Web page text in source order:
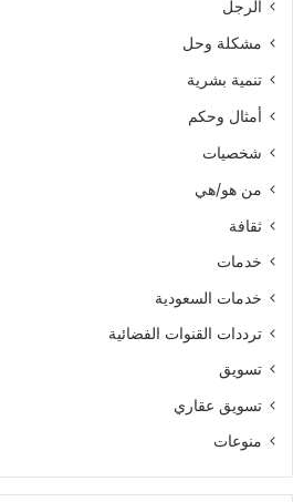
الرجل
مشكلة وحل
تنمية بشرية
أمثال وحكم
شخصيات
من هو/هي
ثقافة
خدمات
خدمات السعودية
ترددات القنوات الفضائية
تسويق
تسويق عقاري
منوعات